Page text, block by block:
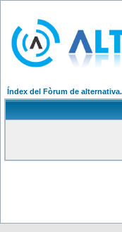
Índex del Fòrum de